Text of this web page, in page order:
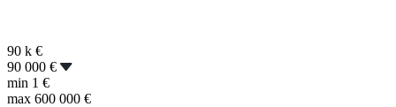
90 k €
90 000 €
min 1 €
max 600 000 €